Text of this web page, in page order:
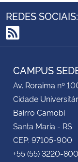
REDES SOCIAIS:
RSS
CAMPUS
Av. Roraima nº
Cidade
Bairro Camobi
Santa Maria - RS
CEP: 97105-900
+55 (55) 3220-